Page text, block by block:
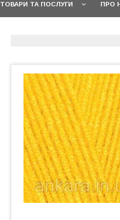
ТОВАРИ ТА ПОСЛУГИ ПРО